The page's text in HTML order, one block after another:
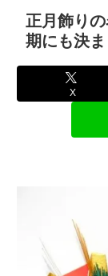
正月飾り
期にも決
X